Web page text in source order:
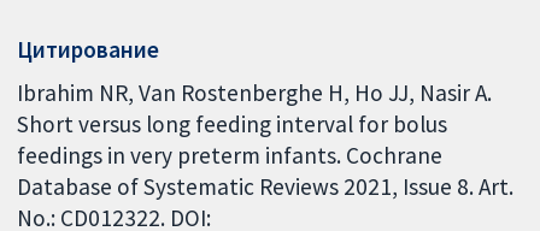
Цитирование
Ibrahim NR, Van Rostenberghe H, Ho JJ, Nasir A.
Short versus long feeding interval for bolus
feedings in very preterm infants. Cochrane
Database of Systematic Reviews 2021, Issue 8. Art.
No.: CD012322. DOI: